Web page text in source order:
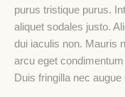
purus tristique purus.
aliquet sodales justo.
dui iaculis non. Mauris
arcu eget
Duis fringilla nec augue